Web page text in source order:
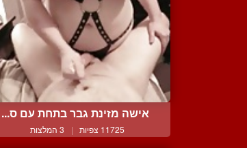
אישה מזינת גבר בתחת עם ס...
11725 צפיות | 3 המלצות